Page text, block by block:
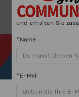
und erhalten Sie
*Name
*E-Mail